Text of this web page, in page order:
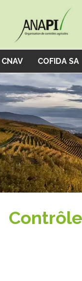
CNAV COFIDA SA